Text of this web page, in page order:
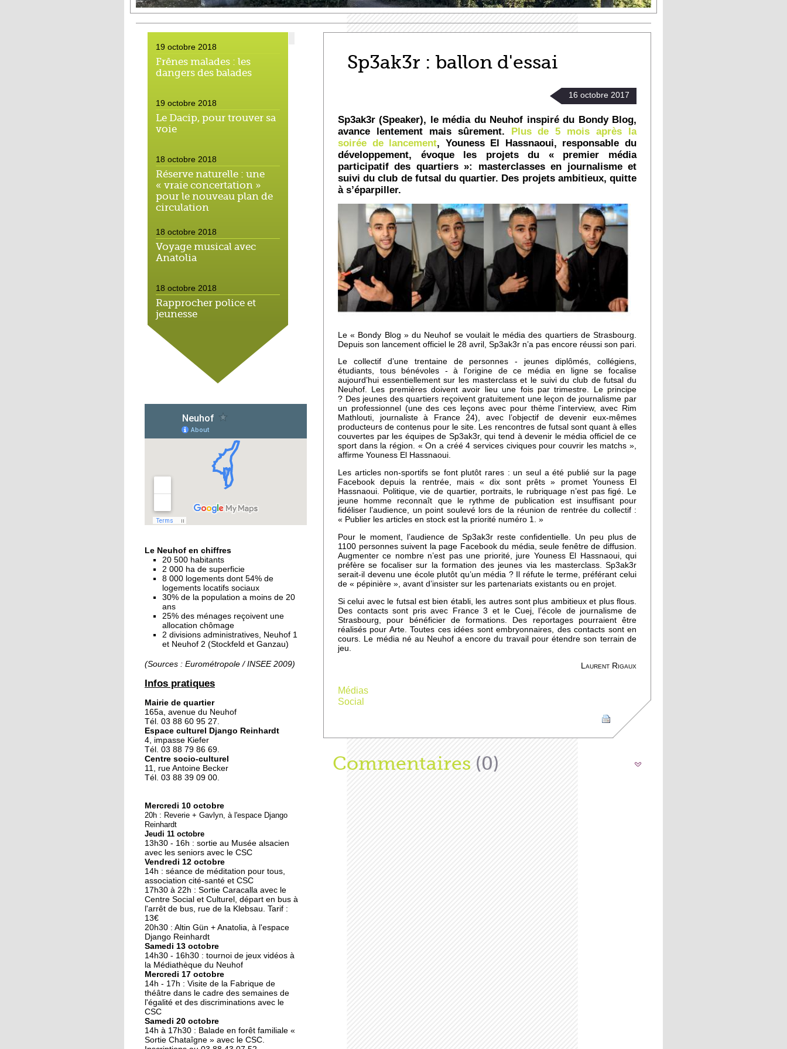
19 octobre 2018
Frênes malades : les
dangers des balades
19 octobre 2018
Le Dacip, pour trouver sa
voie
18 octobre 2018
Réserve naturelle : une
« vraie concertation »
pour le nouveau plan de
circulation
18 octobre 2018
Voyage musical avec
Anatolia
18 octobre 2018
Rapprocher police et
jeunesse
18 octobre 2018
Un jardin face aux
obstacles
Jouer à Fifa à la
médiathèque
16 octobre 2018
«Chacun me propose un
autofinancement là, ce
qui vous vient !»
16 octobre 2018
ciel ouvert »
16 octobre 2018
Un vécu de poids
15 octobre 2018
Difracto : devenir un pro
avec Django
Le vrac s'invite au Neuhof
11 octobre 2018
Les petites filles
chaussent leurs
10 octobre 2018
Nouveau look pour une
nouvelle mairie
19 octobre 2017
Face au challenge du
numérique
19 octobre 2017
La précarité tue
18 octobre 2017
Quatre décennies au
chevet du Neuhof
18 octobre 2017
Le Neuhof en chiffres
20 500 habitants
2 000 ha de superficie
8 000 logements dont 54% de
logements locatifs sociaux
30% de la population a moins de 20
ans
25% des ménages reçoivent une
allocation chômage
2 divisions administratives, Neuhof 1
et Neuhof 2 (Stockfeld et Ganzau)
(Sources : Eurométropole / INSEE 2009)
Infos pratiques
Mairie de quartier
165a, avenue du Neuhof
Tél. 03 88 60 95 27.
Espace culturel Django Reinhardt
4, impasse Kiefer
Tél. 03 88 79 86 69.
Centre socio-culturel
11, rue Antoine Becker
Tél. 03 88 39 09 00.
Mercredi 10 octobre
20h : Reverie + Gavlyn, à l'espace Django
Reinhardt
Jeudi 11 octobre
13h30 - 16h : sortie au Musée alsacien
avec les seniors avec le CSC
Vendredi 12 octobre
14h : séance de méditation pour tous,
association cité-santé et CSC
17h30 à 22h : Sortie Caracalla avec le
Centre Social et Culturel, départ en bus à
l'arrêt de bus, rue de la Klebsau. Tarif :
13€
20h30 : Altin Gün + Anatolia, à l'espace
Django Reinhardt
Samedi 13 octobre
14h30 - 16h30 : tournoi de jeux vidéos à
la Médiathèque du Neuhof
Mercredi 17 octobre
14h - 17h : Visite de la Fabrique de
théâtre dans le cadre des semaines de
l'égalité et des discriminations avec le
CSC
Samedi 20 octobre
14h à 17h30 : Balade en forêt familiale «
Sortie Chataîgne » avec le CSC.
Sp3ak3r : ballon d'essai
16 octobre 2017
Sp3ak3r (Speaker), le média du Neuhof inspiré du Bondy Blog,
avance lentement mais sûrement. Plus de 5 mois après la
soirée de lancement, Youness El Hassnaoui, responsable du
développement, évoque les projets du « premier média
participatif des quartiers »: masterclasses en journalisme et
suivi du club de futsal du quartier. Des projets ambitieux, quitte
à s’éparpiller.
Le « Bondy Blog » du Neuhof se voulait le média des quartiers de Strasbourg.
Depuis son lancement officiel le 28 avril, Sp3ak3r n’a pas encore réussi son pari.
Le collectif d’une trentaine de personnes - jeunes diplômés, collégiens,
étudiants, tous bénévoles - à l'origine de ce média en ligne se focalise
aujourd’hui essentiellement sur les masterclass et le suivi du club de futsal du
Neuhof. Les premières doivent avoir lieu une fois par trimestre. Le principe
? Des jeunes des quartiers reçoivent gratuitement une leçon de journalisme par
un professionnel (une des ces leçons avec pour thème l'interview, avec Rim
Mathlouti, journaliste à France 24), avec l’objectif de devenir eux-mêmes
producteurs de contenus pour le site. Les rencontres de futsal sont quant à elles
couvertes par les équipes de Sp3ak3r, qui tend à devenir le média officiel de ce
sport dans la région. « On a créé 4 services civiques pour couvrir les matchs »,
affirme Youness El Hassnaoui.
Les articles non-sportifs se font plutôt rares : un seul a été publié sur la page
Facebook depuis la rentrée, mais « dix sont prêts » promet Youness El
Hassnaoui. Politique, vie de quartier, portraits, le rubriquage n’est pas figé. Le
jeune homme reconnaît que le rythme de publication est insuffisant pour
fidéliser l’audience, un point soulevé lors de la réunion de rentrée du collectif :
« Publier les articles en stock est la priorité numéro 1. »
Pour le moment, l’audience de Sp3ak3r reste confidentielle. Un peu plus de
1100 personnes suivent la page Facebook du média, seule fenêtre de diffusion.
Augmenter ce nombre n’est pas une priorité, jure Youness El Hassnaoui, qui
préfère se focaliser sur la formation des jeunes via les masterclass. Sp3ak3r
serait-il devenu une école plutôt qu’un média ? Il réfute le terme, préférant celui
de « pépinière », avant d’insister sur les partenariats existants ou en projet.
Si celui avec le futsal est bien établi, les autres sont plus ambitieux et plus flous.
Des contacts sont pris avec France 3 et le Cuej, l’école de journalisme de
Strasbourg, pour bénéficier de formations. Des reportages pourraient être
réalisés pour Arte. Toutes ces idées sont embryonnaires, des contacts sont en
cours. Le média né au Neuhof a encore du travail pour étendre son terrain de
jeu.
Laurent Rigaux
Médias
Social
Afficher
Commentaires (0)